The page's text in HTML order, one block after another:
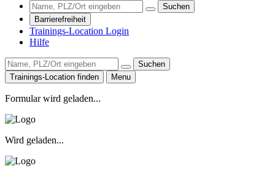
Suchen
Barrierefreiheit
Trainings-Location Login
Hilfe
Suchen
Trainings-Location finden
Menu
Formular wird geladen...
Wird geladen...